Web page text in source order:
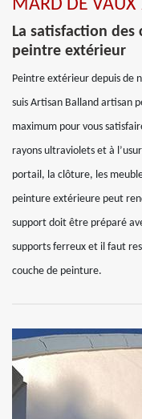
MARD DE
La satisfaction des
peintre extérieur
Peintre extérieur depuis de
suis Artisan Balland artisan
maximum pour vous
rayons ultraviolets et à
portail, la clôture, les
peinture extérieure peut
support doit être préparé
supports ferreux et il faut
couche de peinture.